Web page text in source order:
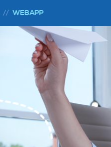
WEBAPP